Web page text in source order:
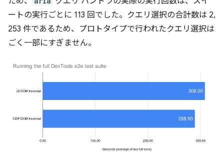
ートの実行ごとに 113 回でした。クエリ選択の合計数は 2,
253 件であるため、プロトタイプで行われたクエリ選択は
ごく一部にすぎません。